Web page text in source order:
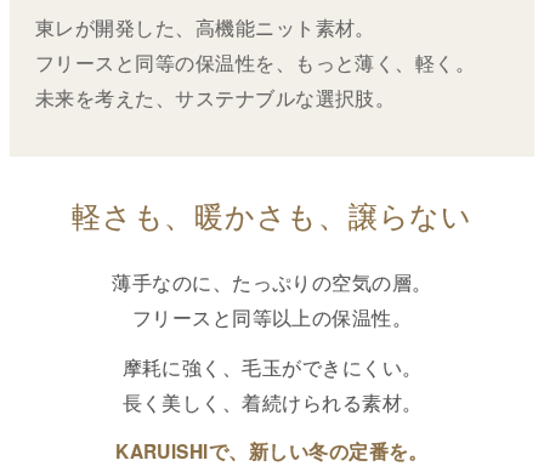
東レが開発した、高機能ニット素材。
フリースと同等の保温性を、もっと薄く、軽く。
未来を考えた、サステナブルな選択肢。
軽さも、暖かさも、譲らない
薄手なのに、たっぷりの空気の層。
フリースと同等以上の保温性。
摩耗に強く、毛玉ができにくい。
長く美しく、着続けられる素材。
KARUISHIで、新しい冬の定番を。